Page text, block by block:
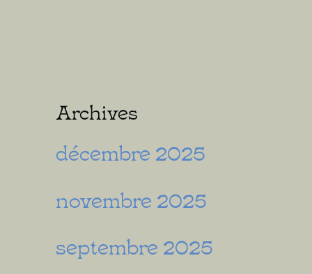
Archives
décembre 2025
novembre 2025
septembre 2025